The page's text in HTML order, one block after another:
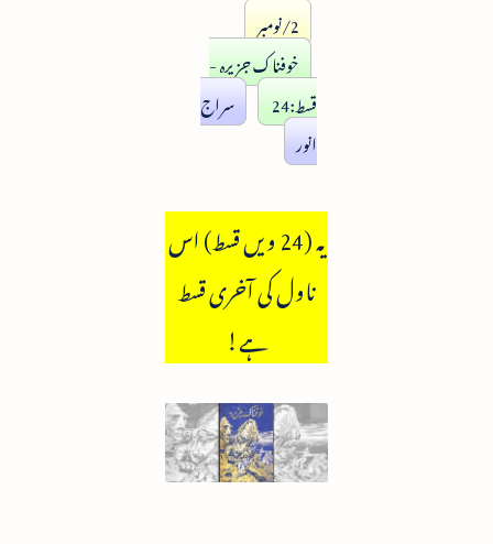
2/نومبر
خوفناک جزیرہ -
قسط:24
سراج
انور
یہ (24 ویں قسط) اس
ناول کی آخری قسط
ہے!